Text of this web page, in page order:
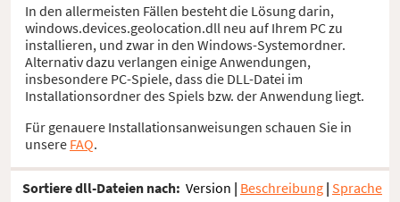
In den allermeisten Fällen besteht die Lösung darin,
windows.devices.geolocation.dll neu auf Ihrem PC zu
installieren, und zwar in den Windows-Systemordner.
Alternativ dazu verlangen einige Anwendungen,
insbesondere PC-Spiele, dass die DLL-Datei im
Installationsordner des Spiels bzw. der Anwendung liegt.
Für genauere Installationsanweisungen schauen Sie in
unsere FAQ.
Sortiere dll-Dateien nach: Version | Beschreibung | Sprache